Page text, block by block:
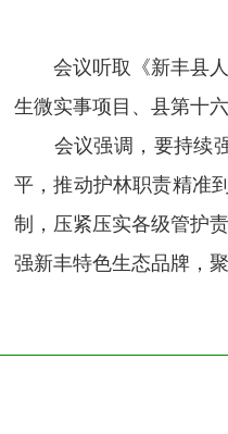
会议听取《新丰县
生微实事项目 、 县第十
会议强调，要持续强
平，推动护林职责精准
制，压紧压实各级管护
强新丰特色生态品牌，